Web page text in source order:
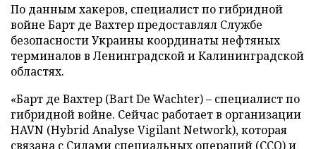
По данным хакеров, специалист по гибридной
войне Барт де Вахтер предоставлял Службе
безопасности Украины координаты нефтяных
терминалов в Ленинградской и Калининградской
областях.
«Барт де Вахтер (Bart De Wachter) – специалист по
гибридной войне. Сейчас работает в организации
HAVN (Hybrid Analyse Vigilant Network), которая
связана с Силами специальных операций (ССО) и